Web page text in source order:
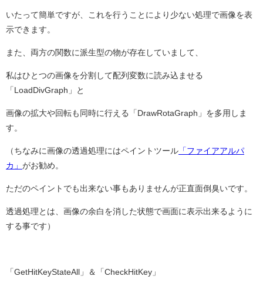
いたって簡単ですが、これを行うことにより少ない処理で画像を表
示できます。
また、両方の関数に派生型の物が存在していまして、
私はひとつの画像を分割して配列変数に読み込ませる
「LoadDivGraph」と
画像の拡大や回転も同時に行える「DrawRotaGraph」を多用しま
す。
（ちなみに画像の透過処理にはペイントツール 「ファイアアルパ
カ」 がお勧め。
ただのペイントでも出来ない事もありませんが正直面倒臭いです。
透過処理とは、画像の余白を消した状態で画面に表示出来るように
する事です）
「GetHitKeyStateAll」＆「CheckHitKey」